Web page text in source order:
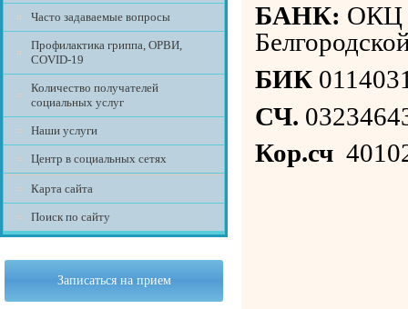
Часто задаваемые вопросы
Профилактика гриппа, ОРВИ,
COVID-19
Количество получателей
социальных услуг
Наши услуги
Центр в социальных сетях
Карта сайта
Поиск по сайту
Записаться на прием
БАНК: ОКЦ
БИК
СЧ.
Кор.сч